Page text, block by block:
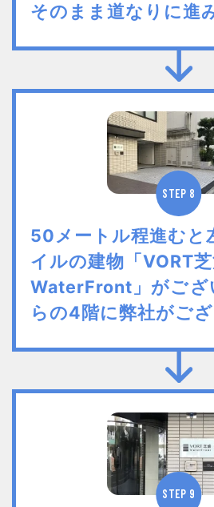
そのまま道なりに進
STEP 8
50メートル程進むと
イルの建物「VORT
WaterFront」がござ
らの4階に弊社がござ
STEP 9